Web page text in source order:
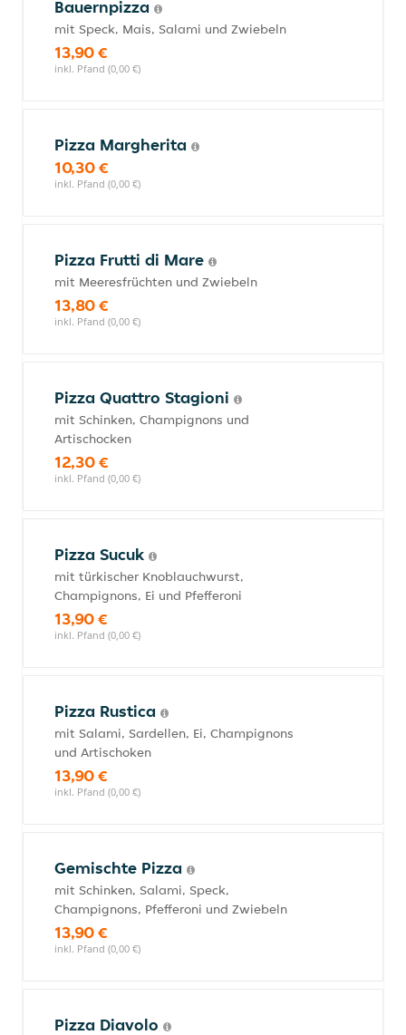
Bauernpizza
mit Speck, Mais, Salami und Zwiebeln
13,90 €
inkl. Pfand (0,00 €)
Pizza Margherita
10,30 €
inkl. Pfand (0,00 €)
Pizza Frutti di Mare
mit Meeresfrüchten und Zwiebeln
13,80 €
inkl. Pfand (0,00 €)
Pizza Quattro Stagioni
mit Schinken, Champignons und
Artischocken
12,30 €
inkl. Pfand (0,00 €)
Pizza Sucuk
mit türkischer Knoblauchwurst,
Champignons, Ei und Pfefferoni
13,90 €
inkl. Pfand (0,00 €)
Pizza Rustica
mit Salami, Sardellen, Ei, Champignons
und Artischoken
13,90 €
inkl. Pfand (0,00 €)
Gemischte Pizza
mit Schinken, Salami, Speck,
Champignons, Pfefferoni und Zwiebeln
13,90 €
inkl. Pfand (0,00 €)
Pizza Diavolo